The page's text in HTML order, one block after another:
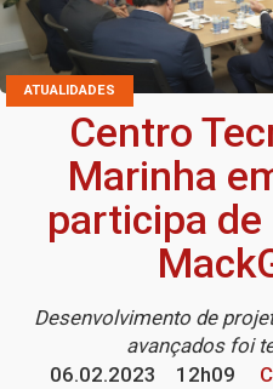
ATUALIDADES
Centro
Marinha
participa
Desenvolvimento de
avançados foi
06.02.2023
12h09